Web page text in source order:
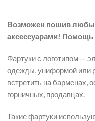
Возможен пошив
аксессуарами! Помощь
Фартуки с логотипом —
одежды, униформой или
встретить на барменах,
горничных, продавцах.
Такие фартуки